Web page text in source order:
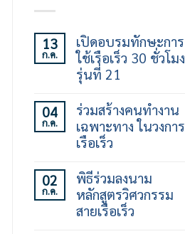
13
ก.ค.
เปิดอบรมทักษะการ
ใช้เรือเร็ว 30 ชั่วโมง
รุ่นที่ 21
ความ
เห็น
บน
เปิด
อบรม
การ
ใช้
เรือ
เร็ว
30
04
ก.ค.
ร่วมสร้างคนทำงาน
เฉพาะทาง ในวงการ
เรือเร็ว
ความ
เห็น
บน
ร่วม
สร้าง
02
ก.ค.
พิธีร่วมลงนาม
หลักสูตรวิศวกรรม
สายเรือเร็ว